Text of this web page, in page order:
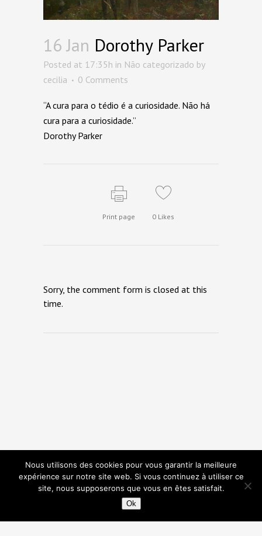
16 Jan Dorothy Parker
Posted at 17:35h in Não categorizado by
cecilia
0 Comments
“A cura para o tédio é a curiosidade. Não há
cura para a curiosidade.”
Dorothy Parker
Print page 0 Likes
Sorry, the comment form is closed at this
time.
Nous utilisons des cookies pour vous garantir la meilleure
expérience sur notre site web. Si vous continuez à utiliser ce
site, nous supposerons que vous en êtes satisfait.
Ok